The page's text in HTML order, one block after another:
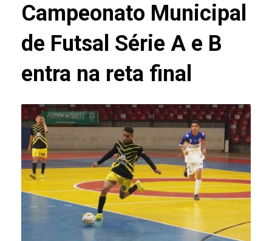
Campeonato Municipal
de Futsal Série A e B
entra na reta final